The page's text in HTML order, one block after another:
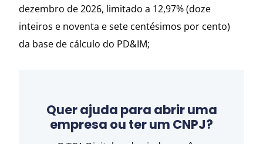
dezembro de 2026, limitado a 12,97% (doze
inteiros e noventa e sete centésimos por cento)
da base de cálculo do PD&IM;
Quer ajuda para abrir uma
empresa ou ter um CNPJ?